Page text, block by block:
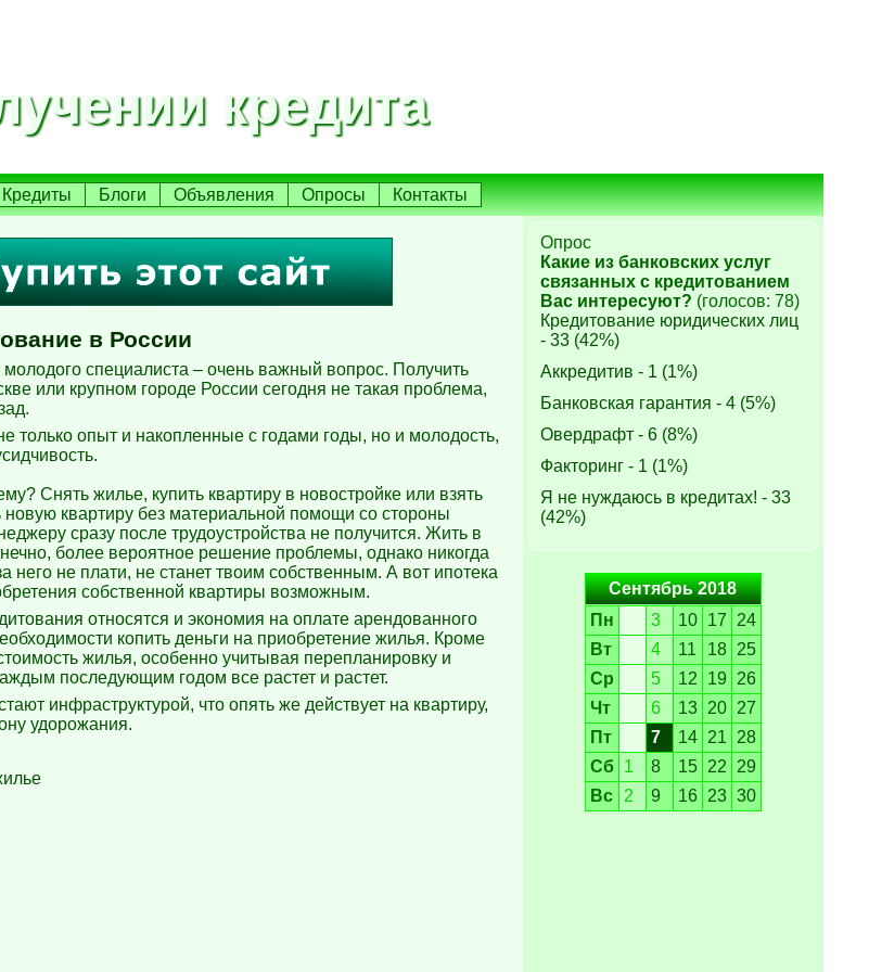
кредита
Кредиты Блоги Объявления Опросы Контакты
в России
специалиста – очень важный вопрос. Получить
или крупном городе России сегодня не такая проблема,
только опыт и накопленные с годами годы, но и молодость,
Снять жилье, купить квартиру в новостройке или взять
новую квартиру без материальной помощи со стороны
сразу после трудоустройства не получится. Жить в
более вероятное решение проблемы, однако никогда
него не плати, не станет твоим собственным. А вот ипотека
собственной квартиры возможным.
относятся и экономия на оплате арендованного
копить деньги на приобретение жилья. Кроме
жилья, особенно учитывая перепланировку и
последующим годом все растет и растет.
инфраструктурой, что опять же действует на квартиру,
удорожания.
Опрос
Какие из банковских услуг
связанных с кредитованием
Вас интересуют? (голосов: 78)
Кредитование юридических лиц
- 33 (42%)
Аккредитив - 1 (1%)
Банковская гарантия - 4 (5%)
Овердрафт - 6 (8%)
Факторинг - 1 (1%)
Я не нуждаюсь в кредитах! - 33
(42%)
Сентябрь 2018
Пн
3 10 17
24
Вт
4 11 18 25
Ср
5 12 19
26
Чт
6 13 20 27
Пт
7 14 21
28
Сб 1 8 15 22
29
Вс
2 9 16 23 30